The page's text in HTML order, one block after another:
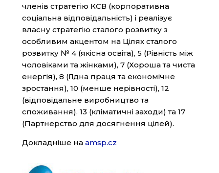
членів стратегію КСВ (корпоративна
соціальна відповідальність) і реалізує
власну стратегію сталого розвитку з
особливим акцентом на Цілях сталого
розвитку № 4 (якісна освіта), 5 (Рівність між
чоловіками та жінками), 7 (Хороша та чиста
енергія), 8 (Гідна праця та економічне
зростання), 10 (менше нерівності), 12
(відповідальне виробництво та
споживання), 13 (кліматичні заходи) та 17
(Партнерство для досягнення цілей).
Докладніше на amsp.cz